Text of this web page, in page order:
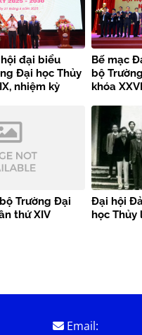
đại biểu
Đại học Thủy
nhiệm kỳ
Bế mạc
bộ
khóa
Trường Đại
thứ XIV
Đại hội
học Thủy
Email: